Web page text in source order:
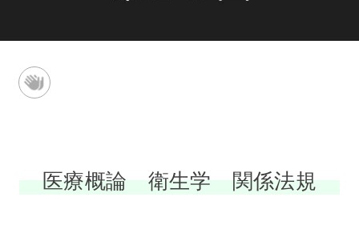
医療概論 衛生学 関係法規